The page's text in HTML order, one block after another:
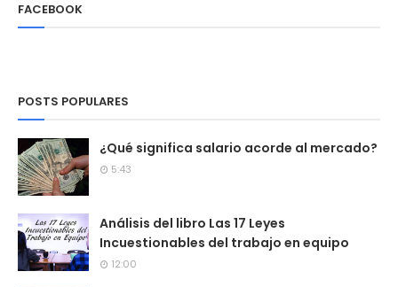
FACEBOOK
POSTS POPULARES
¿Qué significa salario acorde al mercado?
5:43
Análisis del libro Las 17 Leyes
Incuestionables del trabajo en equipo
12:00